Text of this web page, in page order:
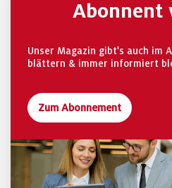
Abonnent
Unser Magazin gibt's auch im
blättern & immer informiert
Zum Abonnement